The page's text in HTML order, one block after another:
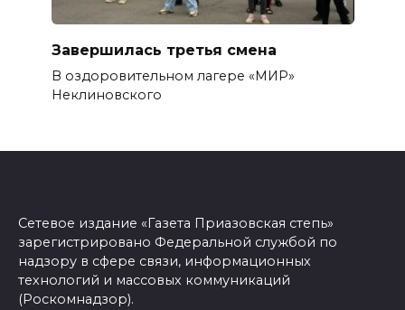
Завершилась третья смена
В оздоровительном лагере «МИР»
Неклиновского
Сетевое издание «Газета Приазовская степь»
зарегистрировано Федеральной службой по
надзору в сфере связи, информационных
технологий и массовых коммуникаций
(Роскомнадзор).